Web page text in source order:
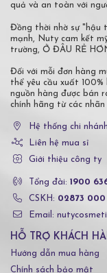
quả và an toàn với
Đồng thời nhờ sự "hậu
mạnh, Nuty cam kết
trường, Ở ĐÂU RẺ
Đối với mỗi đơn hàng
thể yêu cầu xuất
nguồn hàng được bán
chính hãng từ các nhãn
Hệ thống chi nhánh
Liên hệ mua sỉ
Giới thiệu công ty
Tổng đài: 1900
CSKH: 02873 000
Email:
HỖ TRỢ KHÁCH
Hướng dẫn mua hàng
Chính sách bảo mật